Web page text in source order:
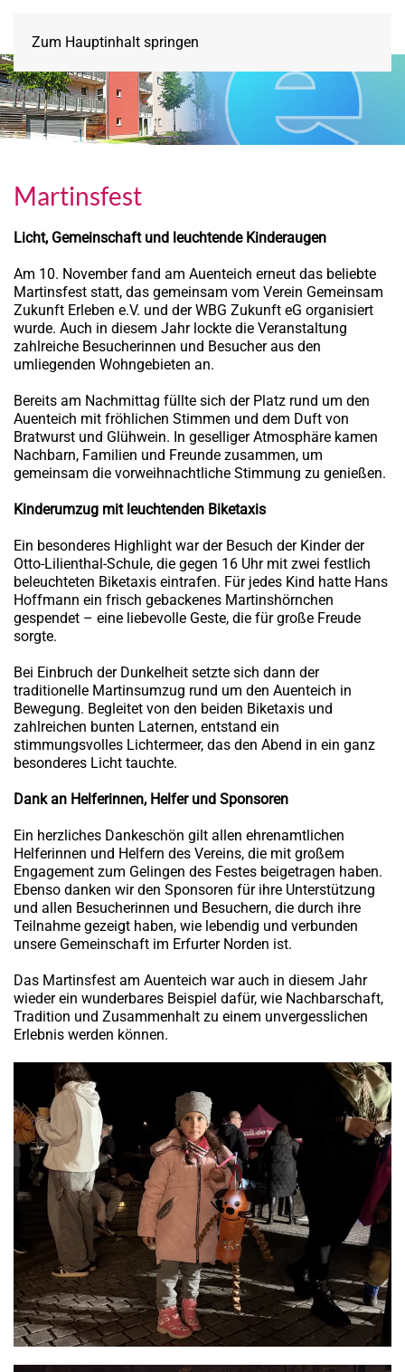
Zum Hauptinhalt springen
Martinsfest
Licht, Gemeinschaft und leuchtende Kinderaugen
Am 10. November fand am Auenteich erneut das beliebte
Martinsfest statt, das gemeinsam vom Verein Gemeinsam
Zukunft Erleben e.V. und der WBG Zukunft eG organisiert
wurde. Auch in diesem Jahr lockte die Veranstaltung
zahlreiche Besucherinnen und Besucher aus den
umliegenden Wohngebieten an.
Bereits am Nachmittag füllte sich der Platz rund um den
Auenteich mit fröhlichen Stimmen und dem Duft von
Bratwurst und Glühwein. In geselliger Atmosphäre kamen
Nachbarn, Familien und Freunde zusammen, um
gemeinsam die vorweihnachtliche Stimmung zu genießen.
Kinderumzug mit leuchtenden Biketaxis
Ein besonderes Highlight war der Besuch der Kinder der
Otto-Lilienthal-Schule, die gegen 16 Uhr mit zwei festlich
beleuchteten Biketaxis eintrafen. Für jedes Kind hatte Hans
Hoffmann ein frisch gebackenes Martinshörnchen
gespendet – eine liebevolle Geste, die für große Freude
sorgte.
Bei Einbruch der Dunkelheit setzte sich dann der
traditionelle Martinsumzug rund um den Auenteich in
Bewegung. Begleitet von den beiden Biketaxis und
zahlreichen bunten Laternen, entstand ein
stimmungsvolles Lichtermeer, das den Abend in ein ganz
besonderes Licht tauchte.
Dank an Helferinnen, Helfer und Sponsoren
Ein herzliches Dankeschön gilt allen ehrenamtlichen
Helferinnen und Helfern des Vereins, die mit großem
Engagement zum Gelingen des Festes beigetragen haben.
Ebenso danken wir den Sponsoren für ihre Unterstützung
und allen Besucherinnen und Besuchern, die durch ihre
Teilnahme gezeigt haben, wie lebendig und verbunden
unsere Gemeinschaft im Erfurter Norden ist.
Das Martinsfest am Auenteich war auch in diesem Jahr
wieder ein wunderbares Beispiel dafür, wie Nachbarschaft,
Tradition und Zusammenhalt zu einem unvergesslichen
Erlebnis werden können.
READ MORE